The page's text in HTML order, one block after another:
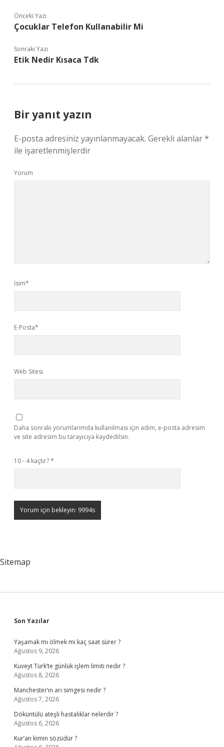
Önceki Yazı
Çocuklar Telefon Kullanabilir Mi
Sonraki Yazı
Etik Nedir Kısaca Tdk
Bir yanıt yazın
E-posta adresiniz yayınlanmayacak. Gerekli alanlar*
ile işaretlenmişlerdir
Yorum
İsim*
E-Posta*
Web Sitesi
Daha sonraki yorumlarımda kullanılması için adım, e-posta adresim
ve site adresim bu tarayıcıya kaydedilsin.
10 - 4 kaçtır?*
Sitemap
Sidebar
Son Yazılar
Yaşamak mı ölmek mi kaç saat sürer ?
Ağustos 9, 2026
Kuveyt Türk’te günlük işlem limiti nedir ?
Ağustos 8, 2026
Manchester’ın arı simgesi nedir ?
Ağustos 7, 2026
Döküntülü ateşli hastalıklar nelerdir ?
Ağustos 6, 2026
Kur’an kimin sözüdür ?